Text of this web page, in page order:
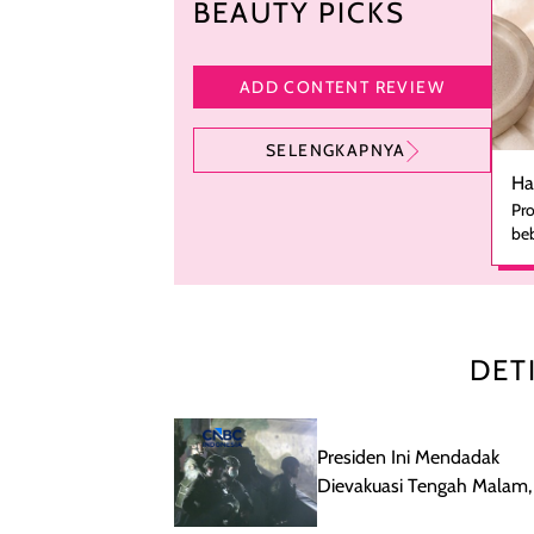
BEAUTY PICKS
ADD CONTENT REVIEW
SELENGKAPNYA
Presiden Ini Mendadak
Dievakuasi Tengah